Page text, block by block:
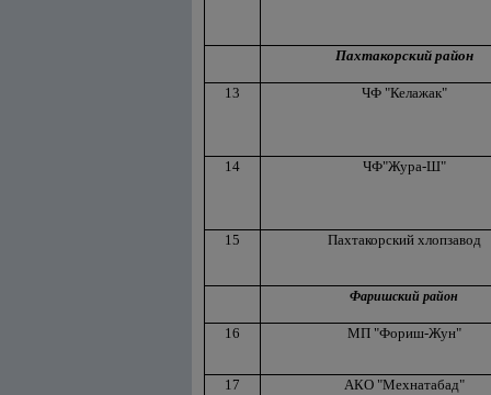
Пахтакорский район
13 ЧФ "Келажак"
14 ЧФ"Жура-Ш"
15 Пахтакорский хлопзавод
Фаришский район
16 МП "Фориш-Жун"
17 АКО "Мехнатабад"